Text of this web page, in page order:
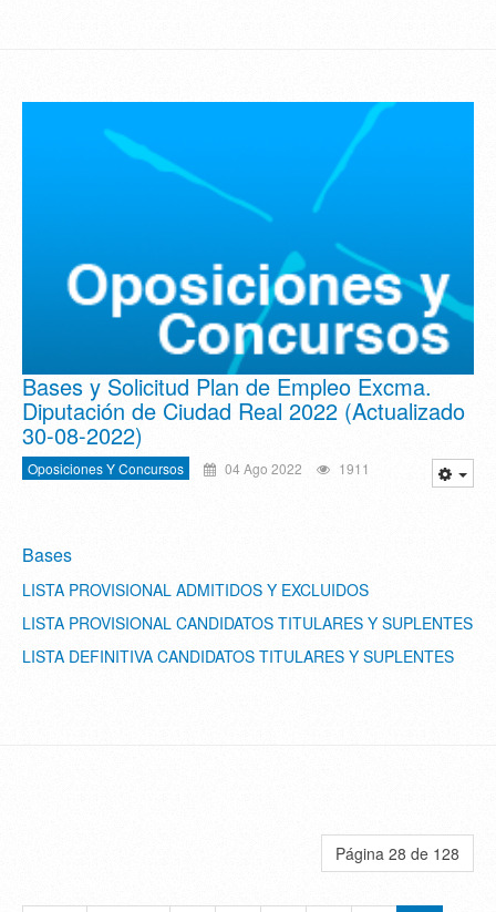
Bases y Solicitud Plan de Empleo Excma.
Diputación de Ciudad Real 2022 (Actualizado
30-08-2022)
Oposiciones Y Concursos 04 Ago 2022 1911
Bases
LISTA PROVISIONAL ADMITIDOS Y EXCLUIDOS
LISTA PROVISIONAL CANDIDATOS TITULARES Y SUPLENTES
LISTA DEFINITIVA CANDIDATOS TITULARES Y SUPLENTES
Página 28 de 128